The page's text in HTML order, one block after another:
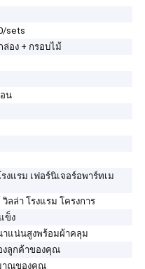
sets
ล่อง + กรอบไม้
น
งแรม เฟอร์นิเจอร์อพาร์ทเม
ลล่า โรงแรม โครงการ
ข็ง
แน่นสูงพร้อมผ้าคลุม
งลูกค้าของคุณ
าณของคุณ